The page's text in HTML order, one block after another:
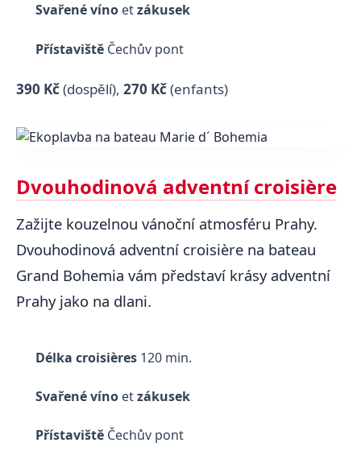
Svařené víno etzákusek
Přístaviště Čechův pont
390 Kč(dospělí), 270 Kč(enfants)
Dvouhodinová adventní croisière
Zažijte kouzelnou vánoční atmosféru Prahy.
Dvouhodinová adventní croisière na bateau
Grand Bohemia vám představí krásy adventní
Prahy jako na dlani.
Délka croisières 120 min.
Svařené víno etzákusek
Přístaviště Čechův pont